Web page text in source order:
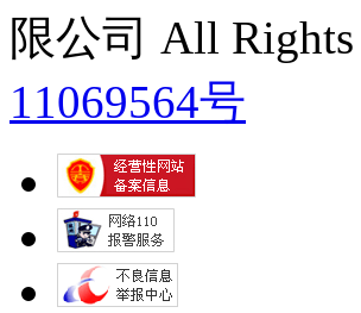
限公司 All
11069564号